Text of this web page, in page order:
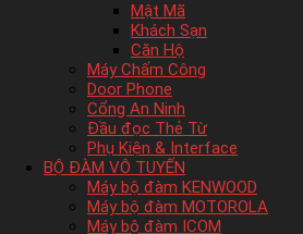
Mật Mã
Khách Sạn
Căn Hộ
Máy Chấm Công
Door Phone
Cổng An Ninh
Đầu đọc Thẻ Từ
Phụ Kiện & Interface
BỘ ĐÀM VÔ TUYẾN
Máy bộ đàm KENWOOD
Máy bộ đàm MOTOROLA
Máy bộ đàm ICOM